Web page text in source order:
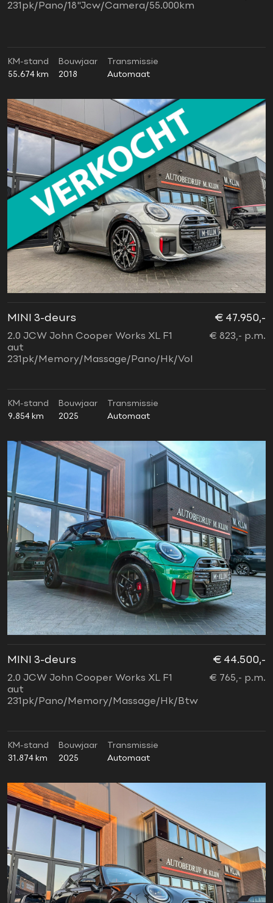
231pk/Pano/18"Jcw/Camera/55.000km
KM-stand
55.674 km
Bouwjaar
2018
Transmissie
Automaat
MINI 3-deurs
2.0 JCW John Cooper Works XL F1
aut
231pk/Memory/Massage/Pano/Hk/Vol
€ 47.950,-
€ 823,- p.m.
KM-stand
9.854 km
Bouwjaar
2025
Transmissie
Automaat
MINI 3-deurs
2.0 JCW John Cooper Works XL F1
aut
231pk/Pano/Memory/Massage/Hk/Btw
€ 44.500,-
€ 765,- p.m.
KM-stand
31.874 km
Bouwjaar
2025
Transmissie
Automaat